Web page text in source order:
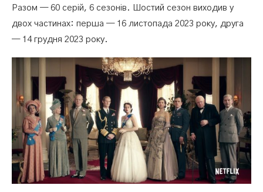
Разом — 60 серій, 6 сезонів. Шостий сезон виходив у
двох частинах: перша — 16 листопада 2023 року, друга
— 14 грудня 2023 року.